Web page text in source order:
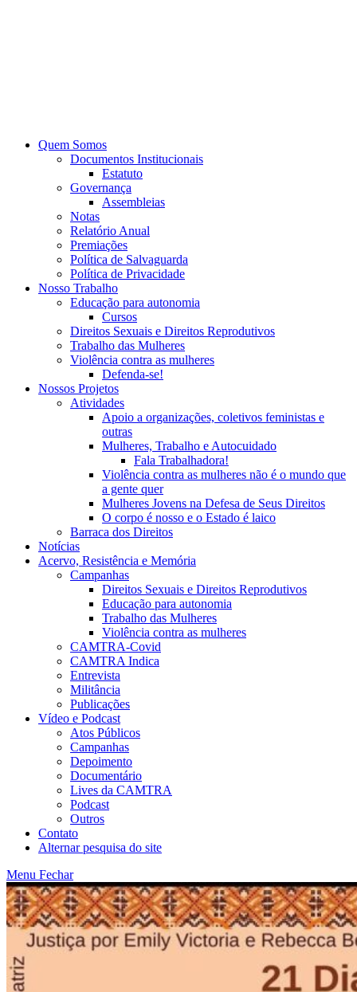
Quem Somos
Documentos Institucionais
Estatuto
Governança
Assembleias
Notas
Relatório Anual
Premiações
Política de Salvaguarda
Política de Privacidade
Nosso Trabalho
Educação para autonomia
Cursos
Direitos Sexuais e Direitos Reprodutivos
Trabalho das Mulheres
Violência contra as mulheres
Defenda-se!
Nossos Projetos
Atividades
Apoio a organizações, coletivos feministas e
outras
Mulheres, Trabalho e Autocuidado
Fala Trabalhadora!
Violência contra as mulheres não é o mundo que
a gente quer
Mulheres Jovens na Defesa de Seus Direitos
O corpo é nosso e o Estado é laico
Barraca dos Direitos
Notícias
Acervo, Resistência e Memória
Campanhas
Direitos Sexuais e Direitos Reprodutivos
Educação para autonomia
Trabalho das Mulheres
Violência contra as mulheres
CAMTRA-Covid
CAMTRA Indica
Entrevista
Militância
Publicações
Vídeo e Podcast
Atos Públicos
Campanhas
Depoimento
Documentário
Lives da CAMTRA
Podcast
Outros
Contato
Alternar pesquisa do site
Menu Fechar